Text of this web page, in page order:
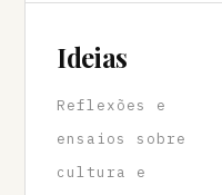
Ideias
Reflexões e
ensaios sobre
cultura e